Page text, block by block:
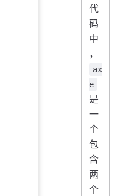
代
码
中
，
ax
e
是
一
个
包
含
两
个